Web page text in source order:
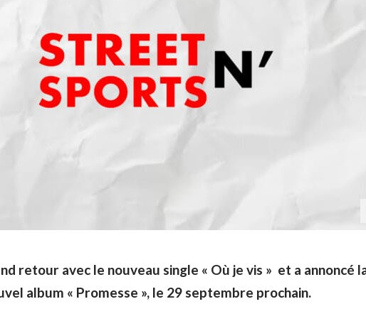
retour avec le nouveau single « Où je vis » et a annoncé
album « Promesse », le 29 septembre prochain.